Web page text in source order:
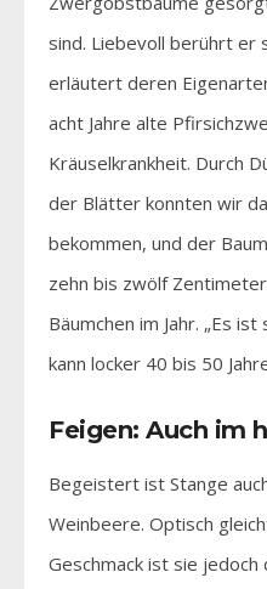
sind. Liebevoll berührt er
erläutert deren
acht Jahre alte
Kräuselkrankheit. Durch
der Blätter konnten wir
bekommen, und der
zehn bis zwölf
Bäumchen im Jahr. „Es
kann locker 40 bis 50
Feigen: Auch im
Begeistert ist Stange
Weinbeere. Optisch
Geschmack ist sie